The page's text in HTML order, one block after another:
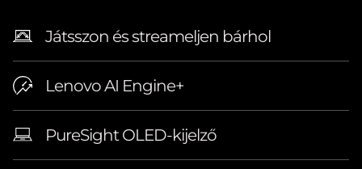
L
a
p
Játsszon és streameljen bárhol
Lenovo AI Engine+
PureSight OLED-kijelző